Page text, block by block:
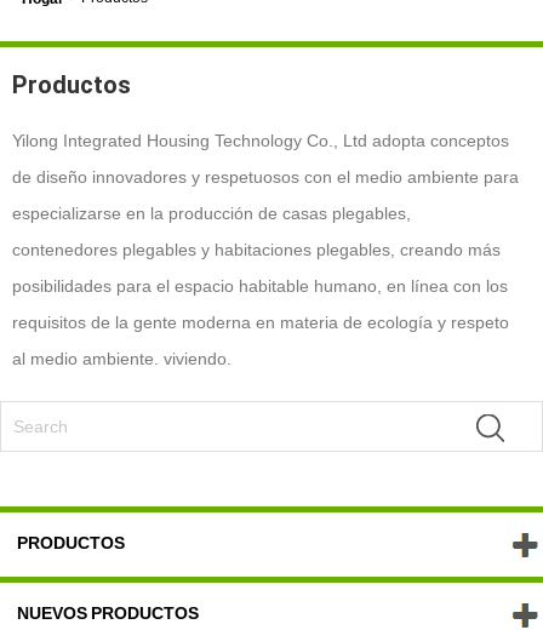
Productos
Yilong Integrated Housing Technology Co., Ltd adopta conceptos
de diseño innovadores y respetuosos con el medio ambiente para
especializarse en la producción de casas plegables,
contenedores plegables y habitaciones plegables, creando más
posibilidades para el espacio habitable humano, en línea con los
requisitos de la gente moderna en materia de ecología y respeto
al medio ambiente. viviendo.
PRODUCTOS
NUEVOS PRODUCTOS